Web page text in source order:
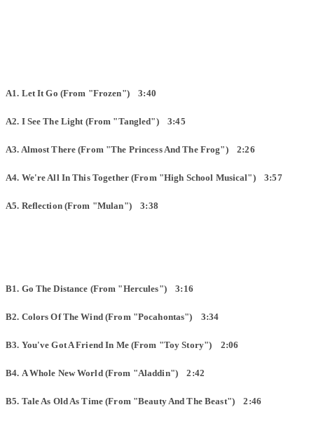
A1. Let It Go (From "Frozen") 3:40
A2. I See The Light (From "Tangled") 3:45
A3. Almost There (From "The Princess And The Frog") 2:26
A4. We're All In This Together (From "High School Musical") 3:57
A5. Reflection (From "Mulan") 3:38
B1. Go The Distance (From "Hercules") 3:16
B2. Colors Of The Wind (From "Pocahontas") 3:34
B3. You've Got A Friend In Me (From "Toy Story") 2:06
B4. A Whole New World (From "Aladdin") 2:42
B5. Tale As Old As Time (From "Beauty And The Beast") 2:46